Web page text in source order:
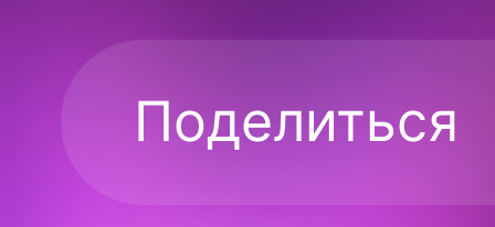
Поделиться